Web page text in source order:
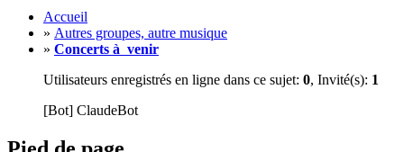
Accueil
» Autres groupes, autre musique
» Concerts à venir
Utilisateurs enregistrés en ligne dans ce sujet: 0, Invité(s): 1
[Bot] ClaudeBot